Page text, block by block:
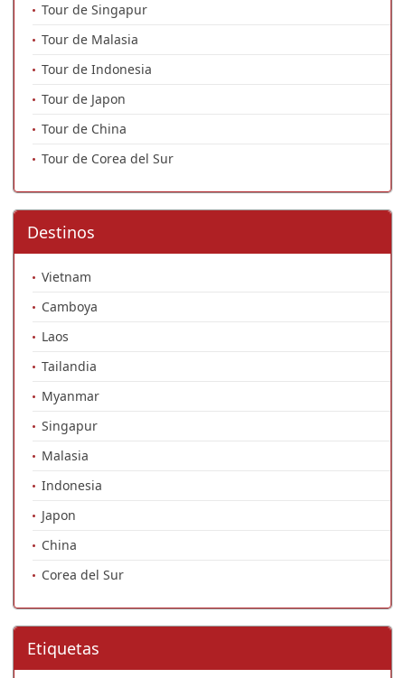
Tour de Singapur
Tour de Malasia
Tour de Indonesia
Tour de Japon
Tour de China
Tour de Corea del Sur
Destinos
Vietnam
Camboya
Laos
Tailandia
Myanmar
Singapur
Malasia
Indonesia
Japon
China
Corea del Sur
Etiquetas